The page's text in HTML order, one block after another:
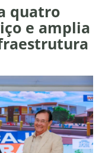
quatro
e amplia